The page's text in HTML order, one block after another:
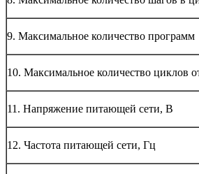
9. Максимальное количество программ
10. Максимальное количество циклов
11. Напряжение питающей сети, В
12. Частота питающей сети, Гц